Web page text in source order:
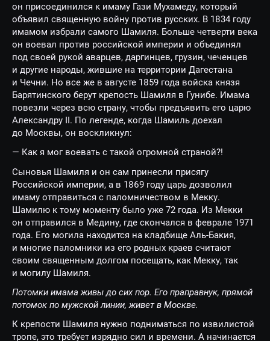
он присоединился к имаму Гази Мухамеду, который
объявил священную войну против русских. В 1834 году
имамом избрали самого Шамиля. Больше четверти века
он воевал против российской империи и объединял
под своей рукой аварцев, даргинцев, грузин, чеченцев
и другие народы, жившие на территории Дагестана
и Чечни. Но все же в августе 1859 года войска князя
Барятинского берут крепость Шамиля в Гунибе. Имама
повезли через всю страну, чтобы предъявить его царю
Александру II. По легенде, когда Шамиль доехал
до Москвы, он воскликнул:
— Как я мог воевать с такой огромной страной?!
Сыновья Шамиля и он сам принесли присягу
Российской империи, а в 1869 году царь дозволил
имаму отправиться с паломничеством в Мекку.
Шамилю к тому моменту было уже 72 года. Из Мекки
он отправился в Медину, где скончался в феврале 1971
года. Его могила находится на кладбище Аль-Бакия,
и многие паломники из его родных краев считают
своим священным долгом посещать, как Мекку, так
и могилу Шамиля.
Потомки имама живы до сих пор. Его праправнук, прямой
потомок по мужской линии, живет в Москве.
К крепости Шамиля нужно подниматься по извилистой
тропе, это требует изрядно сил и времени. А начинается